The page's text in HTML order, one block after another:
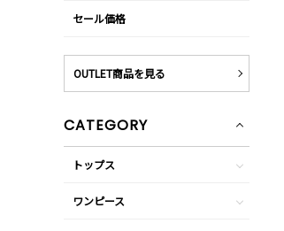
セール価格
OUTLET商品を見る
CATEGORY
トップス
ワンピース